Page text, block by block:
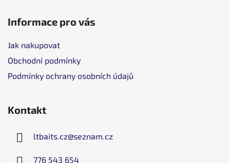
Informace pro vás
Jak nakupovat
Obchodní podmínky
Podmínky ochrany osobních údajů
Kontakt
ltbaits.cz@seznam.cz
776 543 654